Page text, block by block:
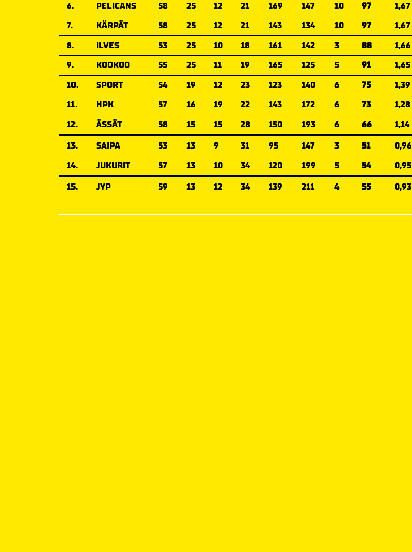
6.
PELICANS 58 25 12 21 169 147 10 97
1,67
7.
KÄRPÄT 58 25 12 21 143 134 10 97
1,67
8.
ILVES 53 25 10 18 161 142 3 88
1,66
9.
KOOKOO 55 25 11 19 165 125 5 91
1,65
10.
SPORT 54 19 12 23 123 140 6 75
1,39
11.
HPK 57 16 19 22 143 172 6 73
1,28
12.
ÄSSÄT 58 15 15 28 150 193 6 66
1,14
13.
SAIPA 53 13 9 31 95 147 3 51
0,96
14.
JUKURIT 57 13 10 34 120 199 5 54
0,95
15.
JYP 59 13 12 34 139 211 4 55 0,93